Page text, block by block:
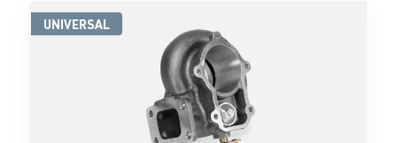
UNIVERSAL